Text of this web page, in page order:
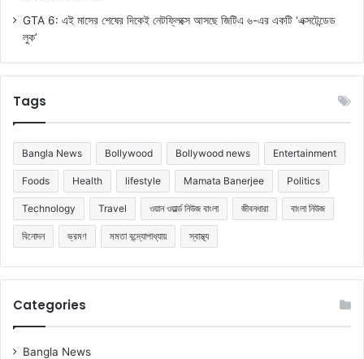
GTA 6: এই মাসের শেষের দিকেই নেটফ্লিক্সে আসছে জিটিএ ৬-এর একটি ‘এক্সটেন্ডেড
লুক’
Tags
Bangla News Bollywood Bollywood news Entertainment
Foods Health lifestyle Mamata Banerjee Politics
Technology Travel ওয়ান ওয়ার্ল্ড নিউজ বাংলা জীবনধারা বাংলা নিউজ
বিনোদন ভ্রমণ মমতা বন্দ্যোপাধ্যায় স্বাস্থ্য
Categories
Bangla News